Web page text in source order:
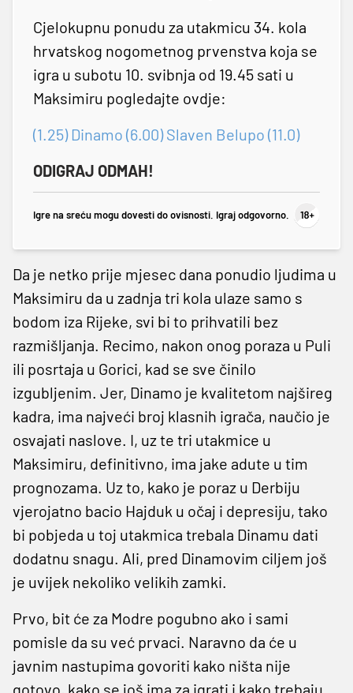
Cjelokupnu ponudu za utakmicu 34. kola
hrvatskog nogometnog prvenstva koja se
igra u subotu 10. svibnja od 19.45 sati u
Maksimiru pogledajte ovdje:
(1.25) Dinamo (6.00) Slaven Belupo (11.0)
ODIGRAJ ODMAH!
Igre na sreću mogu dovesti do ovisnosti. Igraj odgovorno.
Da je netko prije mjesec dana ponudio ljudima u
Maksimiru da u zadnja tri kola ulaze samo s
bodom iza Rijeke, svi bi to prihvatili bez
razmišljanja. Recimo, nakon onog poraza u Puli
ili posrtaja u Gorici, kad se sve činilo
izgubljenim. Jer, Dinamo je kvalitetom najšireg
kadra, ima najveći broj klasnih igrača, naučio je
osvajati naslove. I, uz te tri utakmice u
Maksimiru, definitivno, ima jake adute u tim
prognozama. Uz to, kako je poraz u Derbiju
vjerojatno bacio Hajduk u očaj i depresiju, tako
bi pobjeda u toj utakmica trebala Dinamu dati
dodatnu snagu. Ali, pred Dinamovim ciljem još
je uvijek nekoliko velikih zamki.
Prvo, bit će za Modre pogubno ako i sami
pomisle da su već prvaci. Naravno da će u
javnim nastupima govoriti kako ništa nije
gotovo, kako se još ima za igrati i kako trebaju